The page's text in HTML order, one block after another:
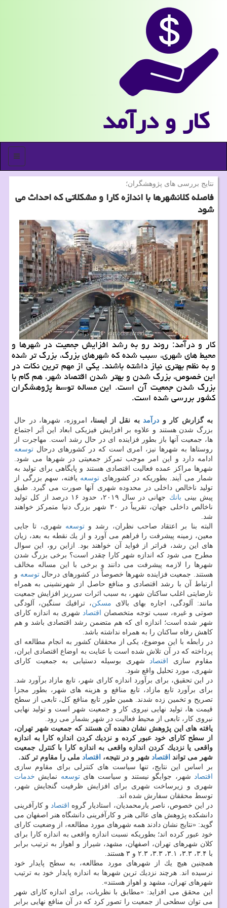
كار و درآمد
منو
نتایج بررسی های پژوهشگران؛
فاصله كلانشهرها با اندازه كارا و مشكلاتی كه احداث می
شود
كار و درآمد: روند رو به رشد افزایش جمعیت در شهرها و
محیط های شهری، سبب شده كه شهرهای بزرگ، بزرگ تر شده
و به نظم بهتری نیاز داشته باشند. یكی از مهم ترین نكات در
این خصوص، بزرگ شدن و بهتر شدن اقتصاد شهر، هم گام با
بزرگ شدن جمعیت آن است. این مساله توسط پژوهشگران
كشور بررسی شده است.
به گزارش كار و درآمد به نقل از ایسنا، امروزه، شهرها، در حال
بزرگ شدن هستند و علاوه بر افزایش فیزیكی ابعاد این اَبَر اجتماع
ها، جمعیت آنها باز بطور فزاینده ای در حال رشد است. مهاجرت از
روستاها به شهرها نیز، امری است كه در كشورهای درحال توسعه
ادامه دارد و این امر موجب تمركز جمعیتی در شهرها می شود.
شهرها مراكز عمده فعالیت اقتصادی هستند و پایگاهی برای تولید به
شمار می آیند. بطوریكه در كشورهای توسعه یافته، سهم بزرگی از
تولید ناخالص داخلی در محدوده شهری آنها صورت می گیرد. طبق
پیش بینی بانك
جهانی در سال ۲۰۱۹، حدود ۱۶ درصد از كل تولید
ناخالص داخلی جهان، تقریباً در ۳۰ شهر بزرگ دنیا متمركز خواهند
شد.
البته بنا بر اعتقاد صاحب نظران، رشد وتوسعه شهری، تا جایی
معین، زمینه پیشرفت را فراهم می آورد و از یك نقطه به بعد، زیان
های این رشد، فراتر از فواید آن خواهند بود. ازاین رو، این سوال
مطرح می شود كه اندازه شهر كارا چقدر است؟ برخی بزرگ شدن
شهرها را لازمه پیشرفت می دانند و برخی با این مساله مخالف
هستند. جمعیت فزاینده شهرها خصوصاً در كشورهای درحالتوسعه و
ارتباط آن با رشد اقتصادی و منافع حاصل از شهرنشینی به همراه
نارضایتی اغلب ساكنان شهر، به سبب اثرات سرریز افزایش جمعیت
مانند: آلودگی، اجاره بهای بالای مسكن، ترافیك سنگین، آلودگی
صوتی و غیره، سبب توجه متخصصان اقتصاد شهری به اندازه كارای
شهر شده است؛ اندازه ای كه هم متضمن رشد اقتصادی باشد و هم
كاهش رفاه ساكنان را به همراه نداشته باشد.
در رابطه با این موضوع، یكی از محققان كشور به انجام مطالعه ای
پرداخته كه در آن تلاش شده است با عنایت به اوضاع اقتصادی ایران،
مقاوم سازی اقتصاد
شهری بوسیله دستیابی به جمعیت كارای
شهری، مورد تحلیل واقع شود.
در این تحقیق، برای برآورد اندازه كارای شهر، تابع مازاد برآورد شد.
برای برآورد تابع مازاد، تابع منافع و هزینه های شهر، بطور مجزا
تصریح و تخمین زده شدند. همین طور تابع منافع كل، تابعی از سطح
قیمت ها، تولید نهایی نیروی كار و جمعیت شهر است و تولید نهایی
نیروی كار، تابعی از محیط فعالیت در شهر بشمار می رود.
یافته های این پژوهش نشان دهنده آن هستند كه جمعیت شهر تهران،
از سطح كارای خود عبور كرده و نزدیك كردن اندازه كارا به اندازه
واقعی یا نزدیك كردن اندازه واقعی به اندازه كارا با كنترل جمعیت
شهر می تواند اقتصاد شهر و در نتیجه، اقتصاد ملی را مقاوم تر كند.
بر اساس این نتایج، تنها سیاست های كنترلی برای مقاوم سازی
اقتصاد شهر، جوابگو نیستند و سیاست هایتوسعه نمایش خدمات
شهری و زیرساخت شهری برای افزایش ظرفیت گنجایش شهر،
توسط محققان سفارش شده اند.
در این خصوص، ناصر یارمحمدیان، استادیار گروه اقتصاد و كارآفرینی
دانشكده پژوهش های عالی هنر و كارآفرینی دانشگاه هنر اصفهان می
گوید: «نتایج نشان دادند همه شهرهای مورد مطالعه، از وضعیت كارای
خود عبور كرده اند؛ بطوریكه نسبت اندازه واقعی به اندازه كارا برای
كلان شهرهای تهران، اصفهان، مشهد، شیراز و اهواز به ترتیب برابر
با ۳.۴، ۳.۳، ۳.۱، ۳.۳، ۲.۳ و ۳ هستند.
همچنین هیچ یك از شهرهای مورد مطالعه، به سطح پایدار خود
نرسیده اند. هرچند نزدیك ترین شهرها به اندازه پایدار خود به ترتیب
شهرهای تهران، مشهد و اهواز هستند».
این محقق می افزاید: «مطابق با نظریات، برای اندازه كارای شهر
می توان سطحی از جمعیت را تصور كرد كه در آن منافع نهایی برابر